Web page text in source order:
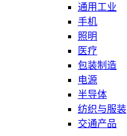
通用工业
手机
照明
医疗
包装制造
电源
半导体
纺织与服装
交通产品